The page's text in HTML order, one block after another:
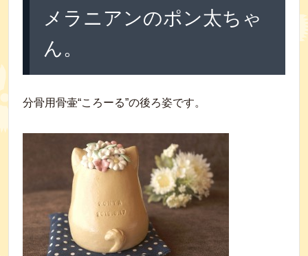
メラニアンのポン太ちゃ
ん。
分骨用骨壷“ころーる”の後ろ姿です。